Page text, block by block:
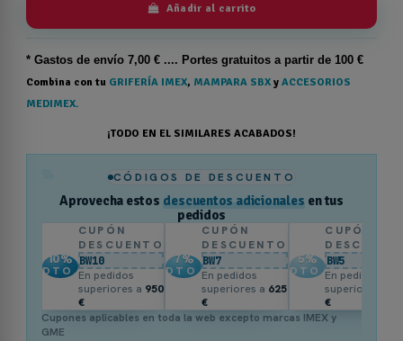
Añadir al carrito
* Gastos de envío 7,00 € .... Portes gratuitos a partir de 100 €
Combina con tu GRIFERÍA IMEX, MAMPARA SBX y ACCESORIOS
MEDIMEX.
¡TODO EN EL SIMILARES ACABADOS!
CÓDIGOS DE DESCUENTO
Aprovecha estos descuentos adicionales en tus
pedidos
10%
DTO.
CUPÓN
DESCUENTO
BW10
En pedidos
superiores a 950
€
7%
DTO.
CUPÓN
DESCUENTO
BW7
En pedidos
superiores a 625
€
5%
DTO.
CUPÓN
BW5
En pedidos
superiores a
€
Cupones aplicables en toda la web excepto marcas IMEX y
GME